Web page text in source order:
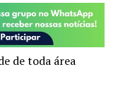
de toda área